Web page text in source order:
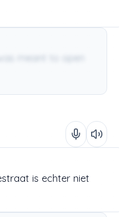
is echter niet